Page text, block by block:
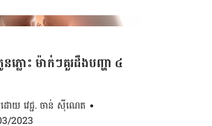
ភ្លោះ ម៉ាក់ៗគួរ​ដឹងបញ្ហា ៤
ដោយ វេជ្ជ. ចាន់ ស៊ីណេត •
2023